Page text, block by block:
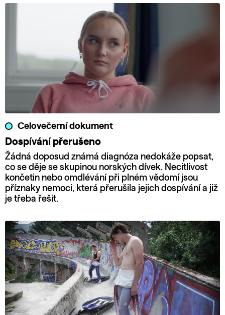
Celovečerní dokument
Dospívání přerušeno
Žádná doposud známá diagnóza nedokáže popsat,
co se děje se skupinou norských dívek. Necitlivost
končetin nebo omdlévání při plném vědomí jsou
příznaky nemoci, která přerušila jejich dospívání a již
je třeba řešit.